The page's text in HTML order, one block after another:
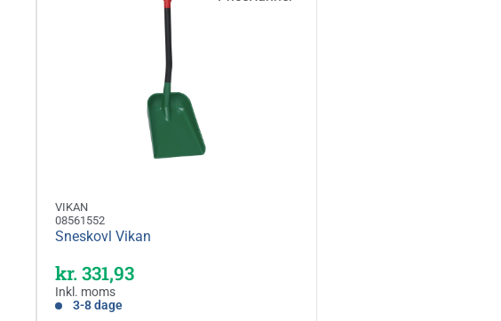
VIKAN
08561552
Sneskovl Vikan
Kampagnepris
kr. 331,93
Inkl. moms
3-8 dage